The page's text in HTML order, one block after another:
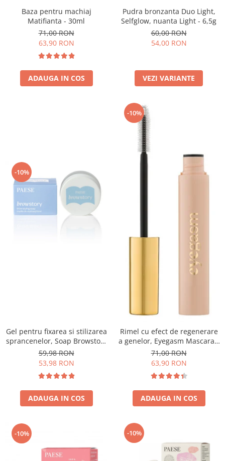
Baza pentru machiaj
Matifianta - 30ml
71,00 RON
63,90 RON
ADAUGA IN COS
Pudra bronzanta Duo Light,
Selfglow, nuanta Light - 6,5g
60,00 RON
54,00 RON
VEZI VARIANTE
-10%
Gel pentru fixarea si stilizarea
sprancenelor, Soap Browstory
- 8g
59,98 RON
53,98 RON
ADAUGA IN COS
-10%
Rimel cu efect de regenerare
a genelor, Eyegasm Mascara -
8ml
71,00 RON
63,90 RON
ADAUGA IN COS
-10% -10%